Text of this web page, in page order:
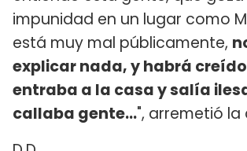
impunidad en un lugar como
está muy mal públicamente,
explicar nada, y habrá
entraba a la casa y salía
callaba gente...", arremetió la